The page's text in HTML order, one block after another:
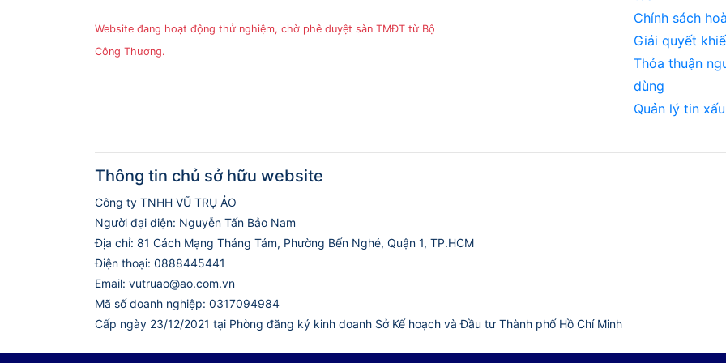
Website đang hoạt động thử nghiệm, chờ phê duyệt sàn TMĐT từ Bộ
Công Thương.
Chính sách
Giải quyết
Thỏa thuận
dùng
Quản lý tin xấu
Thông tin chủ sở hữu website
Công ty TNHH VŨ TRỤ ẢO
Người đại diện: Nguyễn Tấn Bảo Nam
Địa chỉ: 81 Cách Mạng Tháng Tám, Phường Bến Nghé, Quận 1, TP.HCM
Điện thoại: 0888445441
Email: vutruao@ao.com.vn
Mã số doanh nghiệp: 0317094984
Cấp ngày 23/12/2021 tại Phòng đăng ký kinh doanh Sở Kế hoạch và Đầu tư Thành phố Hồ Chí Minh